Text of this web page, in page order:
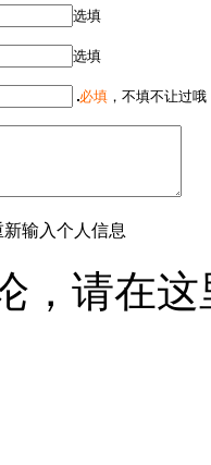
选填
选填
必填 ，不填不让过
输入个人信息
，请在这